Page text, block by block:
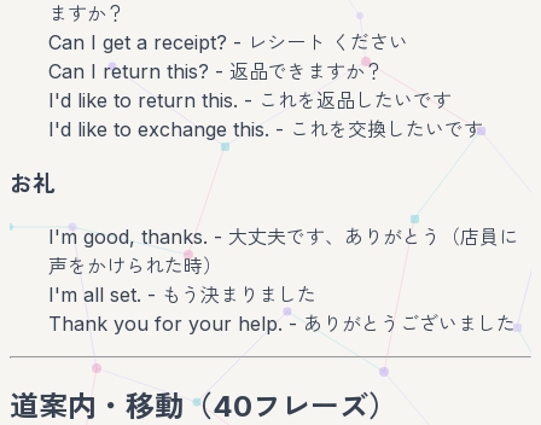
ますか？
Can I get a receipt? - レシート ください
Can I return this? - 返品できますか？
I'd like to return this. - これを返品したいです
I'd like to exchange this. - これを交換したいです
お礼
I'm good, thanks. - 大丈夫です、ありがとう（店員に
声をかけられた時）
I'm all set. - もう決まりました
Thank you for your help. - ありがとうございました
道案内・移動（40フレーズ）